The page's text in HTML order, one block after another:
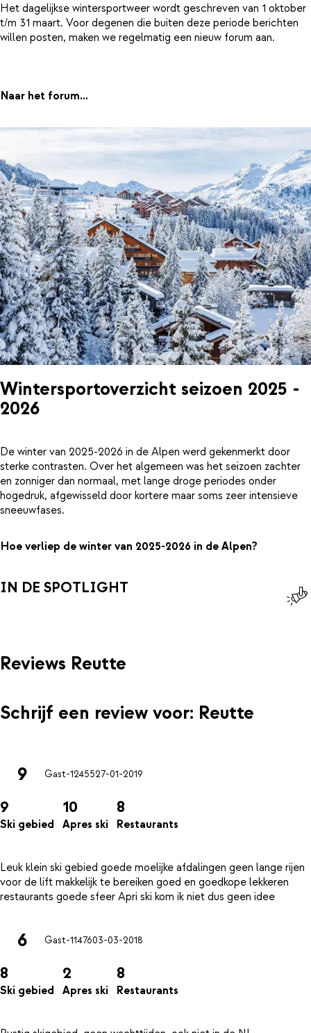
Het dagelijkse wintersportweer wordt geschreven van 1 oktober
t/m 31 maart. Voor degenen die buiten deze periode berichten
willen posten, maken we regelmatig een nieuw forum aan.
Naar het forum...
Wintersportoverzicht seizoen 2025 -
2026
De winter van 2025-2026 in de Alpen werd gekenmerkt door
sterke contrasten. Over het algemeen was het seizoen zachter
en zonniger dan normaal, met lange droge periodes onder
hogedruk, afgewisseld door kortere maar soms zeer intensieve
sneeuwfases.
Hoe verliep de winter van 2025-2026 in de Alpen?
IN DE SPOTLIGHT
Reviews Reutte
Schrijf een review voor: Reutte
9 Gast-1245527-01-2019
9
Ski gebied
10
Apres ski
8
Restaurants
Leuk klein ski gebied goede moelijke afdalingen geen lange rijen
voor de lift makkelijk te bereiken goed en goedkope lekkeren
6 Gast-1147603-03-2018
8
Ski gebied
2
Apres ski
8
Restaurants